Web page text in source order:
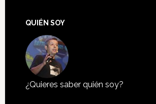
QUIÉN SOY
¿Quieres saber quién soy?